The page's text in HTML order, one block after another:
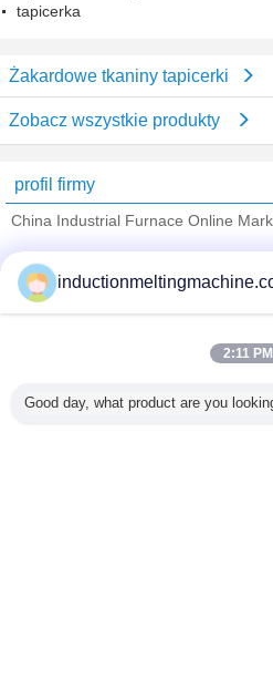
tapicerka
Żakardowe tkaniny tapicerki
Zobacz wszystkie produkty
profil firmy
China Industrial Furnace Online
Trust Seal
Verified Suplier
Wszystkie produkty
2:11 PM
Good day, what product are you